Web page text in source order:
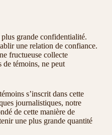
grande confidentialité.
une relation de confiance.
fructueuse collecte
de témoins, ne peut
s’inscrit dans cette
journalistiques, notre
de cette manière de
une plus grande quantité